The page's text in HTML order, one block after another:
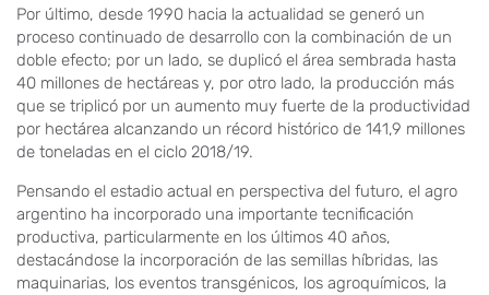
Por último, desde 1990 hacia la actualidad se generó un
proceso continuado de desarrollo con la combinación de un
doble efecto; por un lado, se duplicó el área sembrada hasta
40 millones de hectáreas y, por otro lado, la producción más
que se triplicó por un aumento muy fuerte de la productividad
por hectárea alcanzando un récord histórico de 141,9 millones
de toneladas en el ciclo 2018/19.
Pensando el estadio actual en perspectiva del futuro, el agro
argentino ha incorporado una importante tecnificación
productiva, particularmente en los últimos 40 años,
destacándose la incorporación de las semillas híbridas, las
maquinarias, los eventos transgénicos, los agroquímicos, la